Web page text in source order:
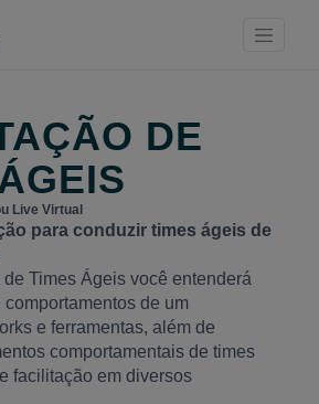
DE
Live Virtual
para conduzir times ágeis de
Times Ágeis você entenderá
de um
e ferramentas, além de
comportamentais de times
facilitação em diversos